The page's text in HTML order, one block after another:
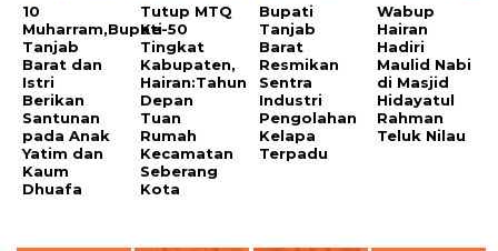
10
Muharram,Bupati
Tanjab
Barat dan
Istri
Berikan
Santunan
pada Anak
Yatim dan
Kaum
Dhuafa
Tutup MTQ
Ke-50
Tingkat
Kabupaten,
Hairan:Tahun
Depan
Tuan
Rumah
Kecamatan
Seberang
Kota
Bupati
Tanjab
Barat
Resmikan
Sentra
Industri
Pengolahan
Kelapa
Terpadu
Wabup
Hairan
Hadiri
Maulid Nabi
di Masjid
Hidayatul
Rahman
Teluk Nilau